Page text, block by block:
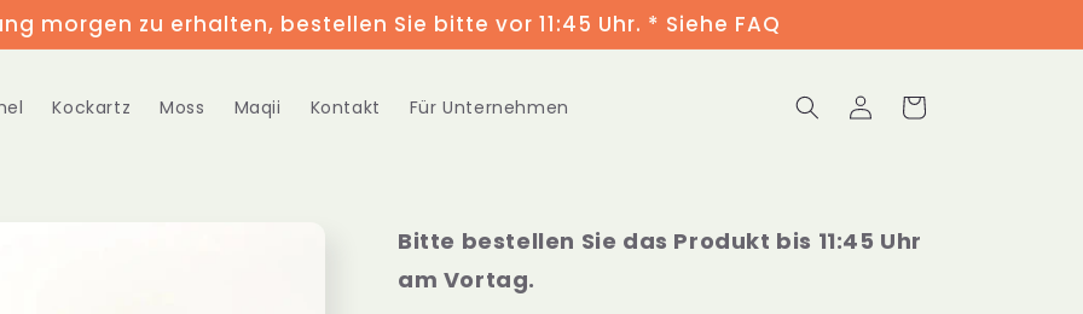
morgen zu erhalten, bestellen Sie bitte vor 11:45 Uhr. * Siehe FAQ
Kockartz Moss Maqii Kontakt Für Unternehmen EinloggenWarenkorb
Bitte bestellen Sie das Produkt bis 11:45 Uhr
am Vortag.